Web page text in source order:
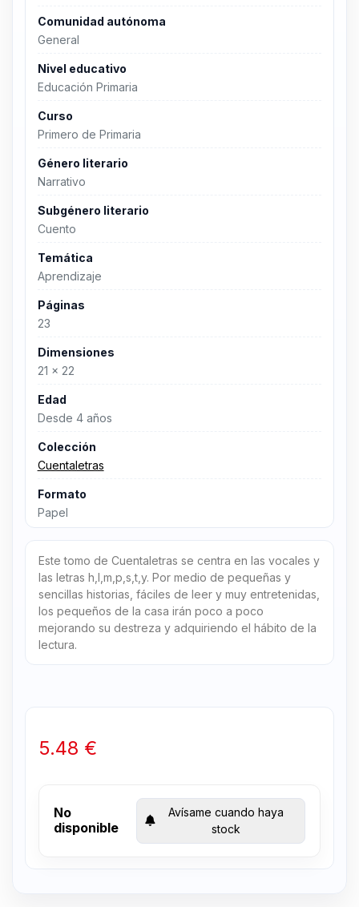
Comunidad autónoma
General
Nivel educativo
Educación Primaria
Curso
Primero de Primaria
Género literario
Narrativo
Subgénero literario
Cuento
Temática
Aprendizaje
Páginas
23
Dimensiones
21 x 22
Edad
Desde 4 años
Colección
Cuentaletras
Formato
Papel
Este tomo de Cuentaletras se centra en las vocales y
las letras h,l,m,p,s,t,y. Por medio de pequeñas y
sencillas historias, fáciles de leer y muy entretenidas,
los pequeños de la casa irán poco a poco
mejorando su destreza y adquiriendo el hábito de la
lectura.
5.48 €
No
disponible
Avísame cuando haya
stock